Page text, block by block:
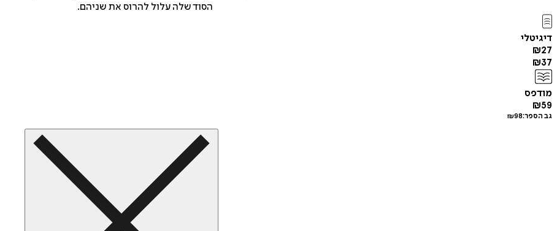
הסוד שלה עלול להרוס את שניהם.
דיגיטלי
₪27
₪37
מודפס
₪59
גב הספר: ₪98